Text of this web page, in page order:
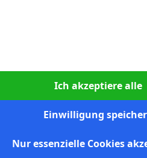
59`
90`
82`
1
Ich akzeptiere alle
Einwilligung
Nur essenzielle Cookies